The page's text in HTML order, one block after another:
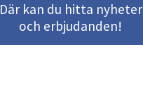
Där kan du hitta nyheter
och erbjudanden!